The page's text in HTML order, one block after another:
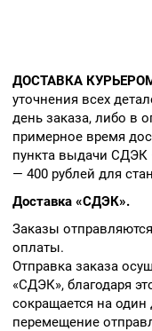
ДОСТАВКА
уточнения всех
день заказа, либо в
примерное время
пункта выдачи СДЭК
— 400 рублей для
Доставка «СДЭК».
Заказы
оплаты.
Отправка заказа
«СДЭК», благодаря
сокращается на один
перемещение